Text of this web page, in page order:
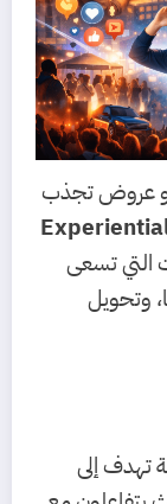
أو عروض تجذب
التي تسعى
وتحويل
تهدف إلى